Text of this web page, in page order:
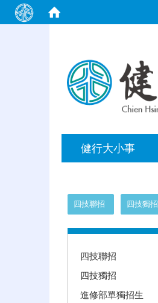
健行大小事
四技聯招 四技獨招
四技聯招
四技獨招
進修部單獨招生